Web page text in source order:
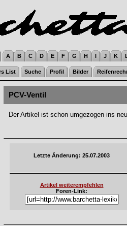
A B C D E F G H I J K
List Suche Profil Bilder
PCV-Ventil
Der Artikel ist schon umgezogen ins
Letzte Änderung: 25.07.2003
Artikel weiterempfehlen
Foren-Link: